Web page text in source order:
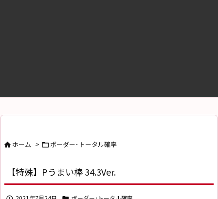
ホーム > ボーダー･トータル確率
【特殊】Pうまい棒 34.3Ver.